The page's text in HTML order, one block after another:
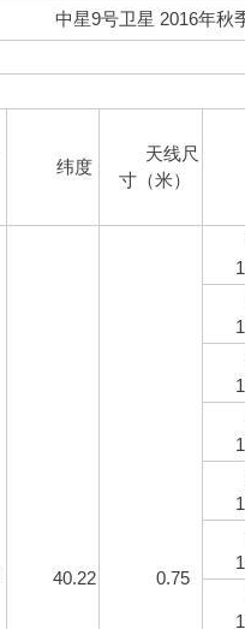
中星9号卫星 2016年秋
纬度
天线尺
寸（米）
40.22 0.75